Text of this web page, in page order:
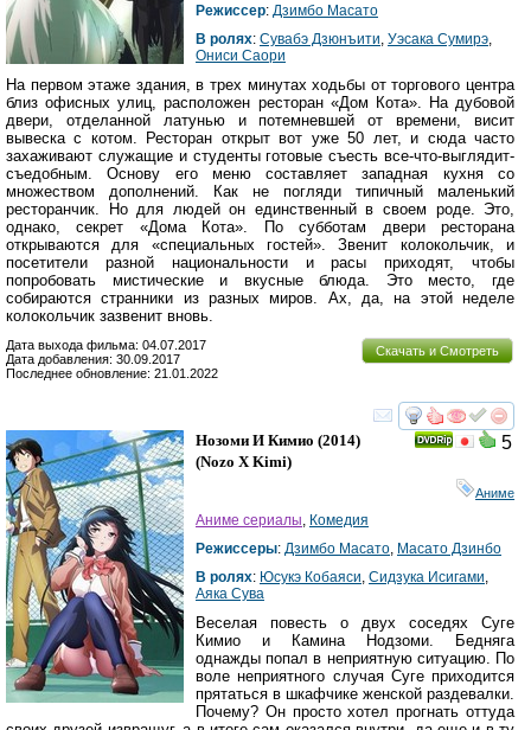
Режиссер: Дзимбо Масато
В ролях: Сувабэ Дзюнъити Уэсака Сумирэ
Ониси Саори
На первом этаже здания, в трех минутах ходьбы от торгового центра
близ офисных улиц, расположен ресторан «Дом Кота». На дубовой
двери, отделанной латунью и потемневшей от времени, висит
вывеска с котом. Ресторан открыт вот уже 50 лет, и сюда часто
захаживают служащие и студенты готовые съесть все-что-выглядит-
съедобным. Основу его меню составляет западная кухня со
множеством дополнений. Как не погляди типичный маленький
ресторанчик. Но для людей он единственный в своем роде. Это,
однако, секрет «Дома Кота». По субботам двери ресторана
открываются для «специальных гостей». Звенит колокольчик, и
посетители разной национальности и расы приходят, чтобы
попробовать мистические и вкусные блюда. Это место, где
собираются странники из разных миров. Ах, да, на этой неделе
колокольчик зазвенит вновь.
Скачать и Смотреть
Дата выхода фильма: 04.07.2017
Дата добавления: 30.09.2017
Последнее обновление: 21.01.2022
смотреть
5
Нозоми И Кимио (2014)
(Nozo X Kimi)
Аниме
Аниме сериалы Комедия
Режиссеры: Дзимбо Масато Масато Дзинбо
В ролях: Юсукэ Кобаяси Сидзука Исигами
Аяка Сува
Веселая повесть о двух соседях Суге
Кимио и Камина Нодзоми. Бедняга
однажды попал в неприятную ситуацию. По
воле неприятного случая Суге приходится
прятаться в шкафчике женской раздевалки.
Почему? Он просто хотел прогнать оттуда